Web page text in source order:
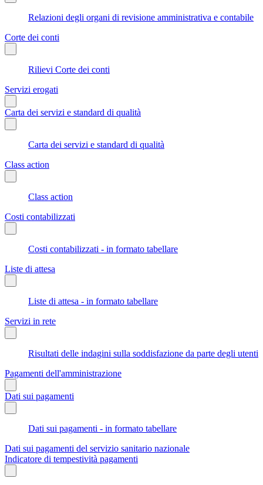
Relazioni degli organi di revisione amministrativa e contabile
Corte dei conti
Rilievi Corte dei conti
Servizi erogati
Carta dei servizi e standard di qualità
Carta dei servizi e standard di qualità
Class action
Class action
Costi contabilizzati
Costi contabilizzati - in formato tabellare
Liste di attesa
Liste di attesa - in formato tabellare
Servizi in rete
Risultati delle indagini sulla soddisfazione da parte degli utenti
Pagamenti dell'amministrazione
Dati sui pagamenti
Dati sui pagamenti - in formato tabellare
Dati sui pagamenti del servizio sanitario nazionale
Indicatore di tempestività pagamenti